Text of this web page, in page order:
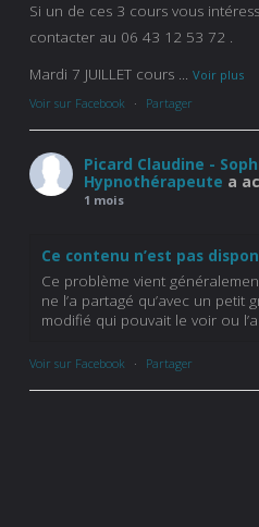
Si un de ces 3 cours vous
contacter au 06 43 12 53 72 .
Mardi 7 JUILLET cours ... Voir plus
Voir sur Facebook · Partager
Picard Claudine -
Hypnothérapeute a
1 mois
Ce contenu n’est pas
Ce problème vient
ne l’a partagé qu’avec un petit
modifié qui pouvait le voir ou
Voir sur Facebook · Partager